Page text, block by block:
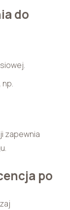
do
zapewnia
po